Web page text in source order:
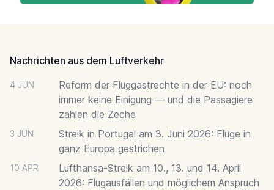
Nachrichten aus dem Luftverkehr
4 JUN
Reform der Fluggastrechte in der EU: noch
immer keine Einigung — und die Passagiere
zahlen die Zeche
3 JUN
Streik in Portugal am 3. Juni 2026: Flüge in
ganz Europa gestrichen
10 APR
Lufthansa-Streik am 10., 13. und 14. April
2026: Flugausfällen und möglichem Anspruch